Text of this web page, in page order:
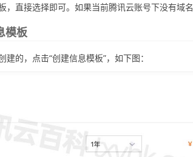
，直接选择即可。如果当前腾讯云账号下没有域
模板
的，点击“创建信息模板”，如下图：